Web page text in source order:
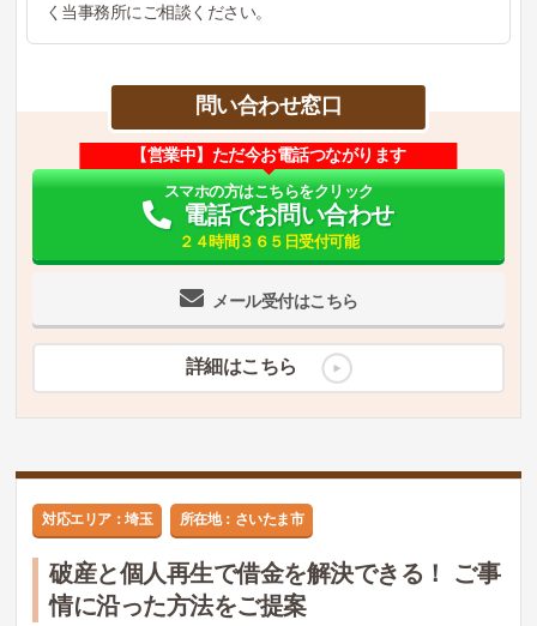
く当事務所にご相談ください。
問い合わせ窓口
メール受付はこちら
【営業中】ただ今お電話つながります
スマホの方はこちらをクリック
電話でお問い合わせ
２４時間３６５日受付可能
詳細はこちら
対応エリア：埼玉 所在地：さいたま市
破産と個人再生で借金を解決できる！ ご事
情に沿った方法をご提案